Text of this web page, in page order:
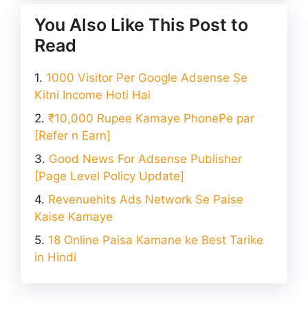
You Also Like This Post to
Read
1000 Visitor Per Google Adsense Se
Kitni Income Hoti Hai
₹10,000 Rupee Kamaye PhonePe par
[Refer n Earn]
Good News For Adsense Publisher
[Page Level Policy Update]
Revenuehits Ads Network Se Paise
Kaise Kamaye
18 Online Paisa Kamane ke Best Tarike
in Hindi